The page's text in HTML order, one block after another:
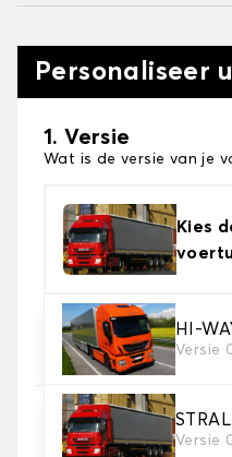
Personaliseer
1. Versie
Wat is de versie van je
Kies
HI-
Versie
Versie
2. Materiaal
Kies het materiaal van
3. Aantal matten
Selecteer het aantal